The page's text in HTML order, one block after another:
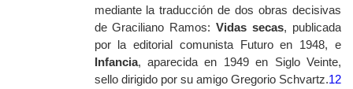
mediante la traducción de dos obras decisivas
de Graciliano Ramos:Vidas secas, publicada
por la editorial comunista Futuro en 1948, e
Infancia, aparecida en 1949 en Siglo Veinte,
sello dirigido por su amigo Gregorio Schvartz.12